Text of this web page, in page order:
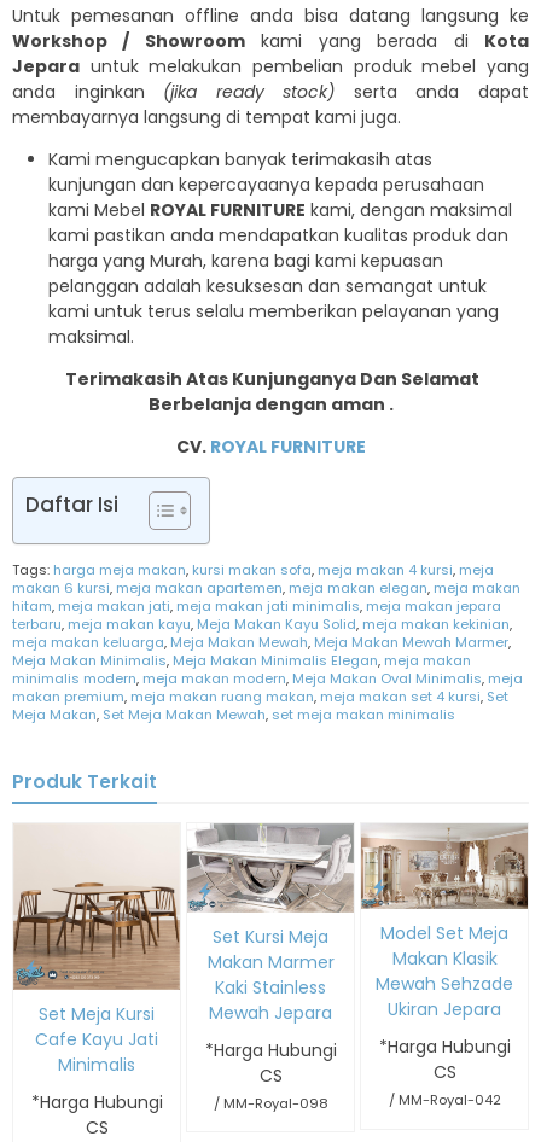
Untuk pemesanan offline anda bisa datang langsung ke
Workshop / Showroomkami yang berada di Kota
Jepara untuk melakukan pembelian produk mebel yang
anda inginkan (jika ready stock) serta anda dapat
membayarnya langsung di tempat kami juga.
Kami mengucapkan banyak terimakasih atas
kunjungan dan kepercayaanya kepada perusahaan
kami Mebel ROYAL FURNITURE kami, dengan maksimal
kami pastikan anda mendapatkan kualitas produk dan
harga yang Murah, karena bagi kami kepuasan
pelanggan adalah kesuksesan dan semangat untuk
kami untuk terus selalu memberikan pelayanan yang
maksimal.
Terimakasih Atas Kunjunganya Dan Selamat
Berbelanja dengan aman .
CV. ROYAL FURNITURE
Daftar Isi
Tags: harga meja makan, kursi makan sofa, meja makan 4 kursi, meja
makan 6 kursi, meja makan apartemen, meja makan elegan, meja makan
hitam, meja makan jati, meja makan jati minimalis, meja makan jepara
terbaru, meja makan kayu, Meja Makan Kayu Solid, meja makan kekinian,
meja makan keluarga, Meja Makan Mewah, Meja Makan Mewah Marmer,
Meja Makan Minimalis, Meja Makan Minimalis Elegan, meja makan
minimalis modern, meja makan modern, Meja Makan Oval Minimalis, meja
makan premium, meja makan ruang makan, meja makan set 4 kursi, Set
Meja Makan, Set Meja Makan Mewah, set meja makan minimalis
Produk Terkait
Set Meja Kursi
Cafe Kayu Jati
Minimalis
*Harga Hubungi
CS
Set Kursi Meja
Makan Marmer
Kaki Stainless
Mewah Jepara
*Harga Hubungi
CS
/ MM-Royal-098
Model Set Meja
Makan Klasik
Mewah Sehzade
Ukiran Jepara
*Harga Hubungi
CS
/ MM-Royal-042